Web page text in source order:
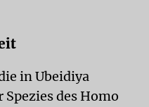
in Ubeidiya
des Homo